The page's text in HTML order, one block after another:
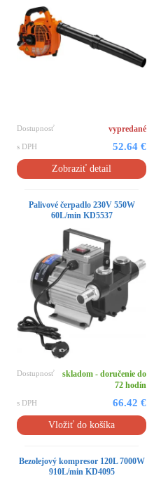
Dostupnosť vypredané
s DPH 52.64 €
Zobraziť detail
Palivové čerpadlo 230V 550W
60L/min KD5537
Dostupnosť
skladom - doručenie do
72 hodín
s DPH 66.42 €
Vložiť do košíka
Bezolejový kompresor 120L 7000W
910L/min KD4095